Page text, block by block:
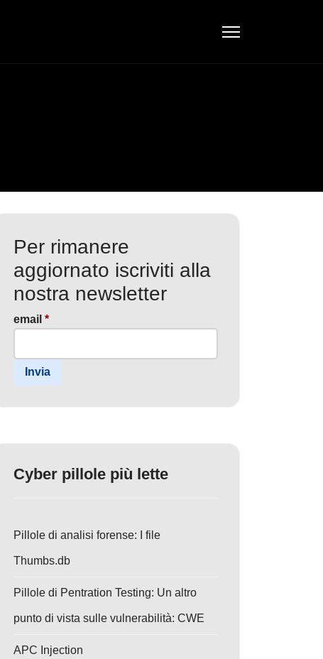
Per rimanere
aggiornato iscriviti alla
nostra newsletter
email *
Invia
Cyber pillole più lette
Pillole di analisi forense: I file
Thumbs.db
Pillole di Pentration Testing: Un altro
punto di vista sulle vulnerabilità: CWE
APC Injection